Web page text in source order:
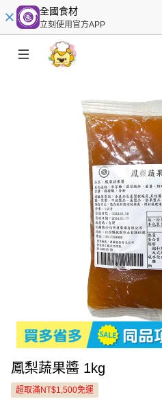
全國食材
立刻使用官方APP
鳳梨蔬果醬 1kg
超取滿NT$1,500免運